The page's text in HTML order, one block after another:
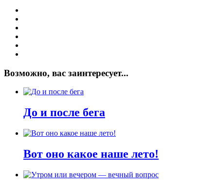
Возможно, вас заинтересует...
До и после бега
Вот оно какое наше лето!